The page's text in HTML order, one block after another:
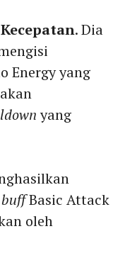
Kecepatan. Dia
Energy yang
yang
buffBasic Attack
oleh